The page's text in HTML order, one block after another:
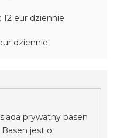
eur dziennie
dziennie
prywatny basen
jest o